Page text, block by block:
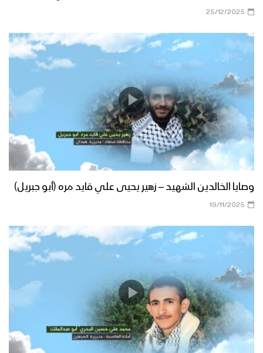
25/12/2025
وصايا الخالدين الشهيد – زهير يحيى علي قايد مره (أبو جبريل)
19/11/2025